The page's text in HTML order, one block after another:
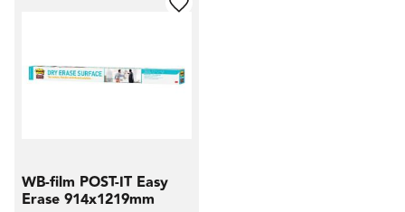
WB-film POST-IT Easy
Erase 914x1219mm
Lägg till i favoriter